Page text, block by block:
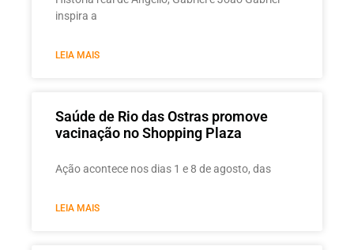
inspira a
LEIA MAIS
Saúde de Rio das Ostras promove
vacinação no Shopping Plaza
Ação acontece nos dias 1 e 8 de agosto, das
LEIA MAIS